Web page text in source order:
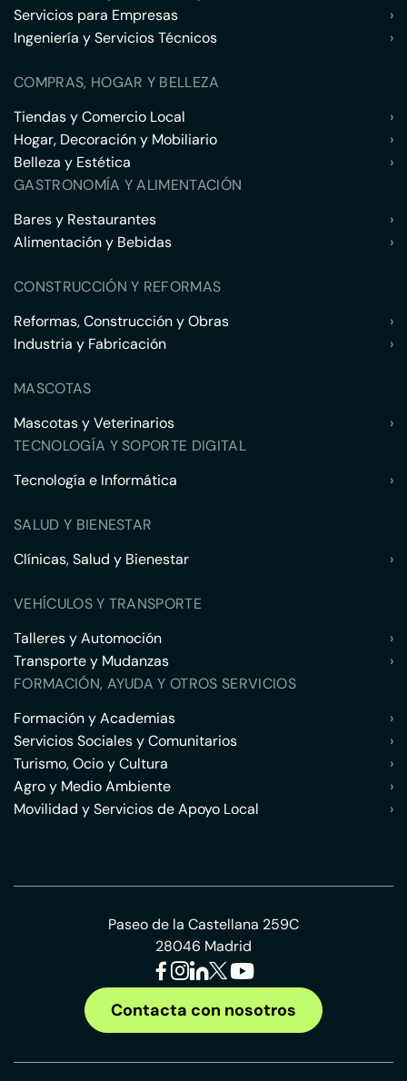
Servicios para Empresas
›
Ingeniería y Servicios Técnicos
›
COMPRAS, HOGAR Y BELLEZA
Tiendas y Comercio Local
›
Hogar, Decoración y Mobiliario
›
Belleza y Estética
›
GASTRONOMÍA Y ALIMENTACIÓN
Bares y Restaurantes
›
Alimentación y Bebidas
›
CONSTRUCCIÓN Y REFORMAS
Reformas, Construcción y Obras
›
Industria y Fabricación
›
MASCOTAS
Mascotas y Veterinarios
›
TECNOLOGÍA Y SOPORTE DIGITAL
Tecnología e Informática
›
SALUD Y BIENESTAR
Clínicas, Salud y Bienestar
›
VEHÍCULOS Y TRANSPORTE
Talleres y Automoción
›
Transporte y Mudanzas
›
FORMACIÓN, AYUDA Y OTROS SERVICIOS
Formación y Academias
›
Servicios Sociales y Comunitarios
›
Turismo, Ocio y Cultura
›
Agro y Medio Ambiente
›
Movilidad y Servicios de Apoyo Local
›
Paseo de la Castellana 259C
28046 Madrid
Contacta con nosotros